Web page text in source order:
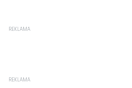
REKLAMA
REKLAMA